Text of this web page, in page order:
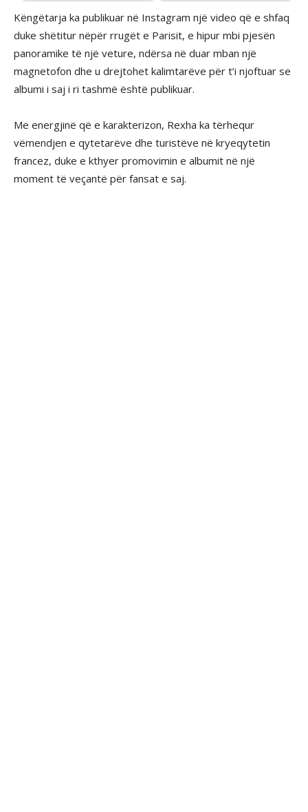
Këngëtarja ka publikuar në Instagram një video që e shfaq
duke shëtitur nëpër rrugët e Parisit, e hipur mbi pjesën
panoramike të një veture, ndërsa në duar mban një
magnetofon dhe u drejtohet kalimtarëve për t’i njoftuar se
albumi i saj i ri tashmë është publikuar.
Me energjinë që e karakterizon, Rexha ka tërhequr
vëmendjen e qytetarëve dhe turistëve në kryeqytetin
francez, duke e kthyer promovimin e albumit në një
moment të veçantë për fansat e saj.